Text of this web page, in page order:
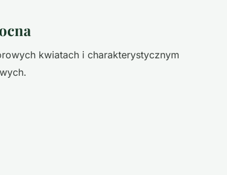
kwiatach i charakterystycznym